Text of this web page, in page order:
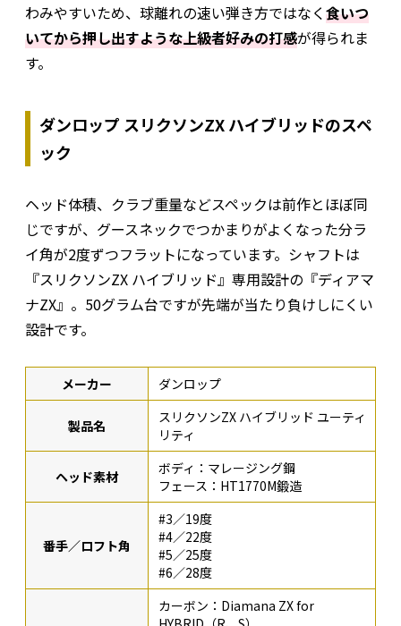
わみやすいため、球離れの速い弾き方ではなく 食いつ
いてから押し出すような上級者好みの打感が得られま
す。
ダンロップ スリクソンZX ハイブリッドのスペ
ック
ヘッド体積、クラブ重量などスペックは前作とほぼ同
じですが、グースネックでつかまりがよくなった分ラ
イ角が2度ずつフラットになっています。シャフトは
『スリクソンZX ハイブリッド』専用設計の『ディアマ
ナZX』。50グラム台ですが先端が当たり負けしにくい
設計です。
メーカー ダンロップ
製品名
スリクソンZX ハイブリッド ユーティ
リティ
ヘッド素材
ボディ：マレージング鋼
フェース：HT1770M鍛造
番手／ロフト角
#3／19度
#4／22度
#5／25度
#6／28度
カーボン：Diamana ZX for